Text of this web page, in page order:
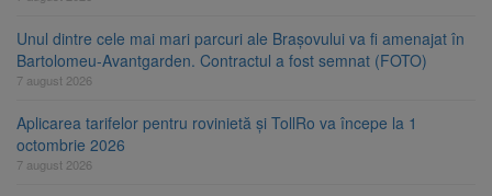
Unul dintre cele mai mari parcuri ale Brașovului va fi amenajat în
Bartolomeu-Avantgarden. Contractul a fost semnat (FOTO)
7 august 2026
Aplicarea tarifelor pentru rovinietă și TollRo va începe la 1
octombrie 2026
7 august 2026